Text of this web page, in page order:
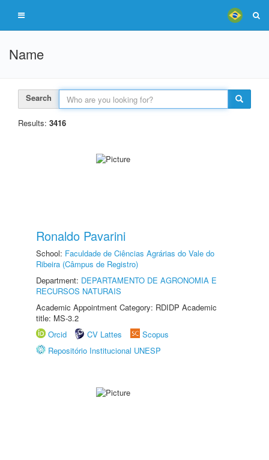
Name
Search
Results: 3416
Ronaldo Pavarini
School: Faculdade de Ciências Agrárias do Vale do
Ribeira (Câmpus de Registro)
Department: DEPARTAMENTO DE AGRONOMIA E
RECURSOS NATURAIS
Academic Appointment Category: RDIDP Academic
title: MS-3.2
Orcid
CV Lattes
Scopus
Repositório Institucional UNESP